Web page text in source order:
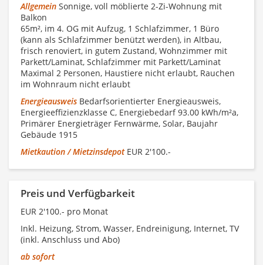
Allgemein Sonnige, voll möblierte 2-Zi-Wohnung mit
Balkon
65m², im 4. OG mit Aufzug, 1 Schlafzimmer, 1 Büro
(kann als Schlafzimmer benützt werden), in Altbau,
frisch renoviert, in gutem Zustand, Wohnzimmer mit
Parkett/Laminat, Schlafzimmer mit Parkett/Laminat
Maximal 2 Personen, Haustiere nicht erlaubt, Rauchen
im Wohnraum nicht erlaubt
Energieausweis Bedarfsorientierter Energieausweis,
Energieeffizienzklasse C, Energiebedarf 93.00 kWh/m²a,
Primärer Energieträger Fernwärme, Solar, Baujahr
Gebäude 1915
Mietkaution / MietzinsdepotEUR 2'100.-
Preis und Verfügbarkeit
EUR 2'100.- pro Monat
Inkl. Heizung, Strom, Wasser, Endreinigung, Internet, TV
(inkl. Anschluss und Abo)
ab sofort